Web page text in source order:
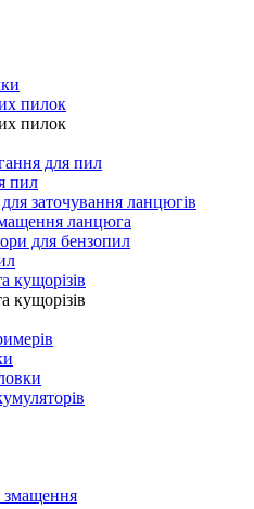
пилок
пилок
для пил
пил
заточування ланцюгів
ланцюга
для бензопил
кущорізів
кущорізів
змащення